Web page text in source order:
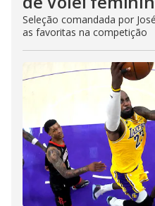
Seleção comandada por
as favoritas na competição